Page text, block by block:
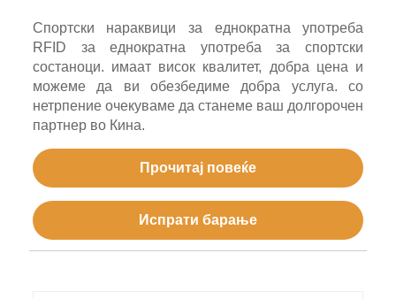
Спортски нараквици за еднократна употреба
RFID за еднократна употреба за спортски
состаноци. имаат висок квалитет, добра цена и
можеме да ви обезбедиме добра услуга. со
нетрпение очекуваме да станеме ваш долгорочен
партнер во Кина.
Прочитај повеќе
Испрати барање